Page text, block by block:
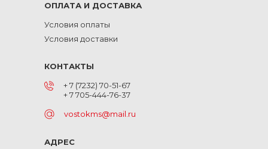
ОПЛАТА И ДОСТАВКА
Условия оплаты
Условия доставки
КОНТАКТЫ
+ 7 (7232) 70-51-67
+ 7 705-444-76-37
vostokms@mail.ru
АДРЕС